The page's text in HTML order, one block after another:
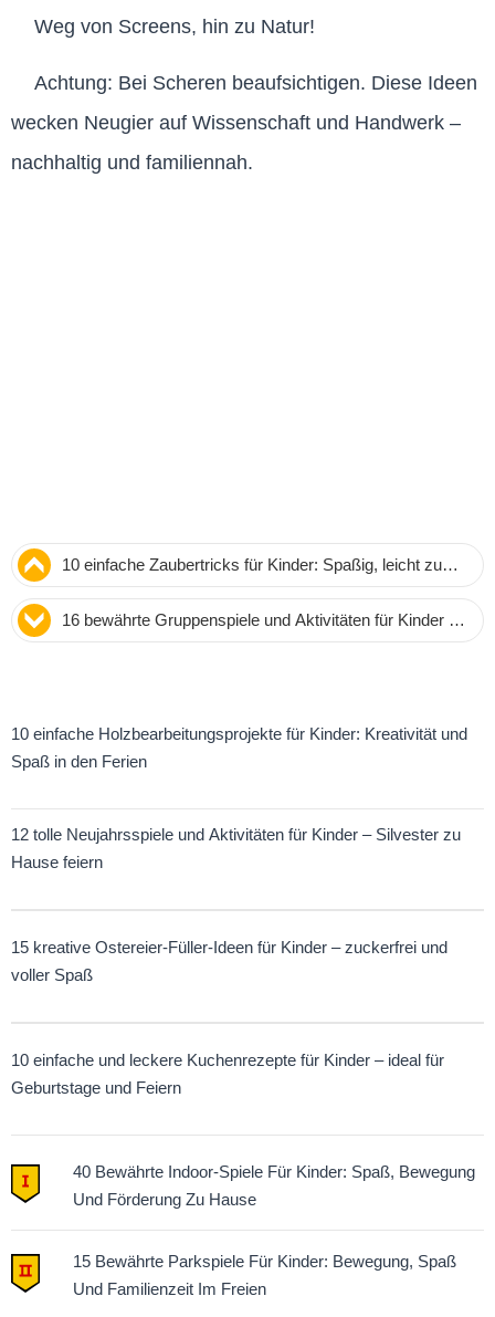
Weg von Screens, hin zu Natur!
Achtung: Bei Scheren beaufsichtigen. Diese Ideen
wecken Neugier auf Wissenschaft und Handwerk –
nachhaltig und familiennah.
10 einfache Zaubertricks für Kinder: Spaßig, leicht zu
lernen und mit Anleitung
16 bewährte Gruppenspiele und Aktivitäten für Kinder –
indoor und outdoor
10 einfache Holzbearbeitungsprojekte für Kinder: Kreativität und
Spaß in den Ferien
12 tolle Neujahrsspiele und Aktivitäten für Kinder – Silvester zu
Hause feiern
15 kreative Ostereier-Füller-Ideen für Kinder – zuckerfrei und
voller Spaß
10 einfache und leckere Kuchenrezepte für Kinder – ideal für
Geburtstage und Feiern
40 Bewährte Indoor-Spiele Für Kinder: Spaß, Bewegung
Und Förderung Zu Hause
15 Bewährte Parkspiele Für Kinder: Bewegung, Spaß
Und Familienzeit Im Freien